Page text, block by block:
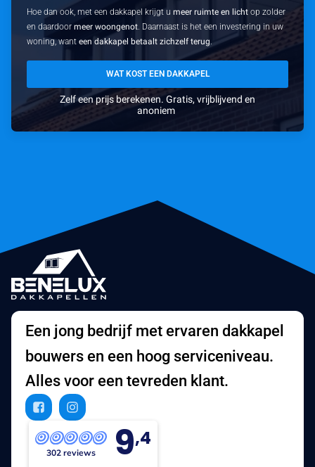
Hoe dan ook, met een dakkapel krijgt umeer ruimte en licht op zolder
en daardoormeer woongenot. Daarnaast is het een investering in uw
woning, wanteen dakkapel betaalt zichzelf terug.
WAT KOST EEN DAKKAPEL
Zelf een prijs berekenen. Gratis, vrijblijvend en
anoniem
Een jong bedrijf met ervaren dakkapel
bouwers en een hoog serviceniveau.
Alles voor een tevreden klant.
302 reviews 9,4